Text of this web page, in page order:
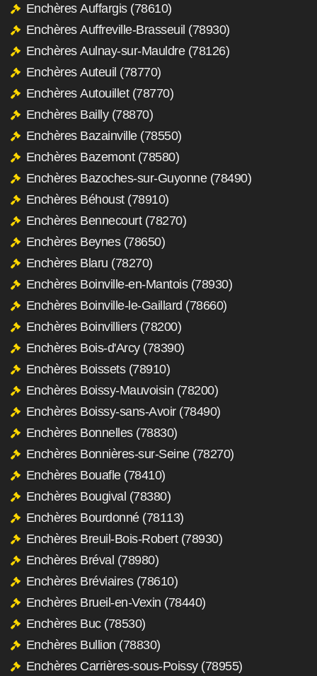
Enchères Auffargis (78610)
Enchères Auffreville-Brasseuil (78930)
Enchères Aulnay-sur-Mauldre (78126)
Enchères Auteuil (78770)
Enchères Autouillet (78770)
Enchères Bailly (78870)
Enchères Bazainville (78550)
Enchères Bazemont (78580)
Enchères Bazoches-sur-Guyonne (78490)
Enchères Béhoust (78910)
Enchères Bennecourt (78270)
Enchères Beynes (78650)
Enchères Blaru (78270)
Enchères Boinville-en-Mantois (78930)
Enchères Boinville-le-Gaillard (78660)
Enchères Boinvilliers (78200)
Enchères Bois-d'Arcy (78390)
Enchères Boissets (78910)
Enchères Boissy-Mauvoisin (78200)
Enchères Boissy-sans-Avoir (78490)
Enchères Bonnelles (78830)
Enchères Bonnières-sur-Seine (78270)
Enchères Bouafle (78410)
Enchères Bougival (78380)
Enchères Bourdonné (78113)
Enchères Breuil-Bois-Robert (78930)
Enchères Bréval (78980)
Enchères Bréviaires (78610)
Enchères Brueil-en-Vexin (78440)
Enchères Buc (78530)
Enchères Bullion (78830)
Enchères Carrières-sous-Poissy (78955)